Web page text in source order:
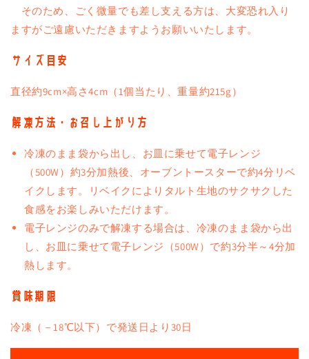
そのため、ごく微量でも差し支える方は、大変恐れ入り
ますがご遠慮いただきますようお願いいたします。
サイズ目安
直径約9cm×高さ4cm（1個当たり、重量約215g）
解凍方法・お召し上がり方
冷凍のまま袋から出し、お皿に乗せて電子レンジ
（500W）約3分加熱後、オーブントースターで約4分リベ
イクします。リベイクによりタルト生地のサクサクした
食感をお楽しみいただけます。
電子レンジのみで解凍する場合は、冷凍のまま袋から出
し、お皿に乗せて電子レンジ（500W）で約3分半～4分加
熱します。
賞味期限
冷凍（－18℃以下）で発送日より30日